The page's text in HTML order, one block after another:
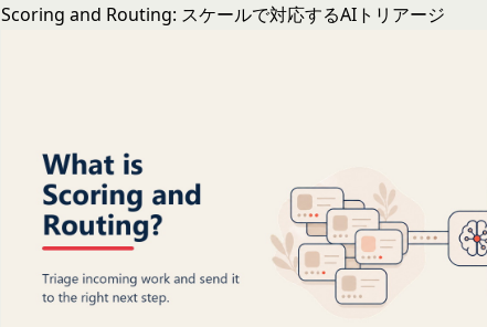
Scoring and Routing: スケールで対応するAIトリアージ